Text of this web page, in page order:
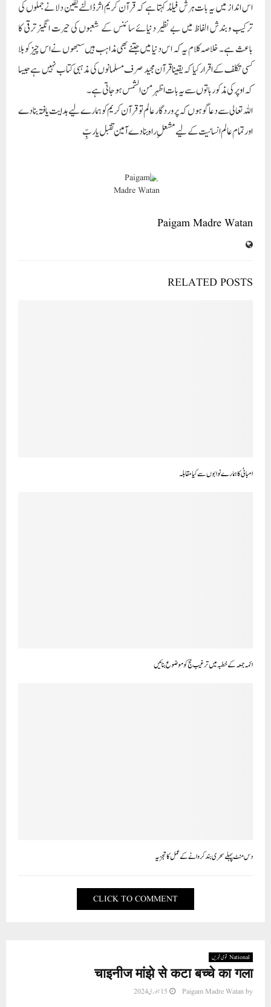
اس انداز میں یہ بات ہرش فیلڈ کہتا ہے کہ قرآن کریم اثر ڈالنے یقین دلانے جملوں کی
ترکیب و بندش الفاظ میں بے نظیر دنیائے سائنس کے شعبوں کی حیرت انگیز ترقی کا
باعث ہے ۔ خلاصہ کلام یہ کہ اس دنیا میں جتنے بھی مذاہب ہیں سبھوں نے اس چیز کو بلا
کسی تکلف کے اقرار کیا کہ یقینا قرآن مجید صرف مسلمانوں کی مذہبی کتاب نہیں ہے جیسا
کہ اوپر کی مذکور باتوں سے یہ بات اظہر من الشمس ہوجاتی ہے۔
اللہ تعالی سے دعا گو ہوں کہ پروردگار عالم تو قرآن کریم کو ہمارے لیے ہدایت یافتہ بنا دے
اور تمام عالم انسانیت کے لیے مشعلِ راہ بنادے آمین تقبل یا ربِّ
Paigam Madre Watan
RELATED POSTS
امبانی کا ہمارے نوابوں سے کیا مقابلہ
ائمہ جمعہ کے خطبہ میں ترغیب حج کو موضوع بنائیں
دس منٹ پہلے سحری بند کروانے کے عمل کا تجزیہ
CLICK TO COMMENT
National قومی خبریں
चाइनीज मांझे से कटा बच्चे का गला
by
Paigam Madre Watan 15 جنوری 2024